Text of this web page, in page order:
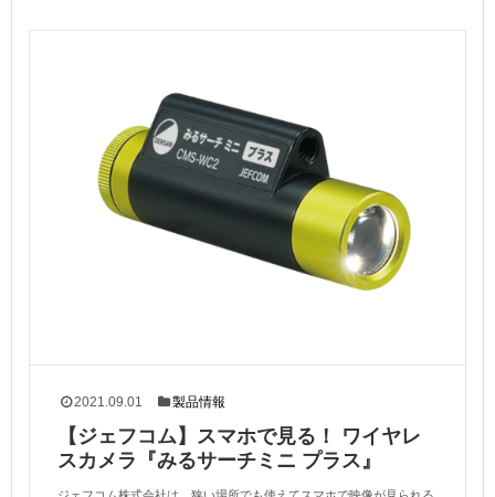
2021.09.01 製品情報
【ジェフコム】スマホで見る！ ワイヤレ
スカメラ『みるサーチミニ プラス』